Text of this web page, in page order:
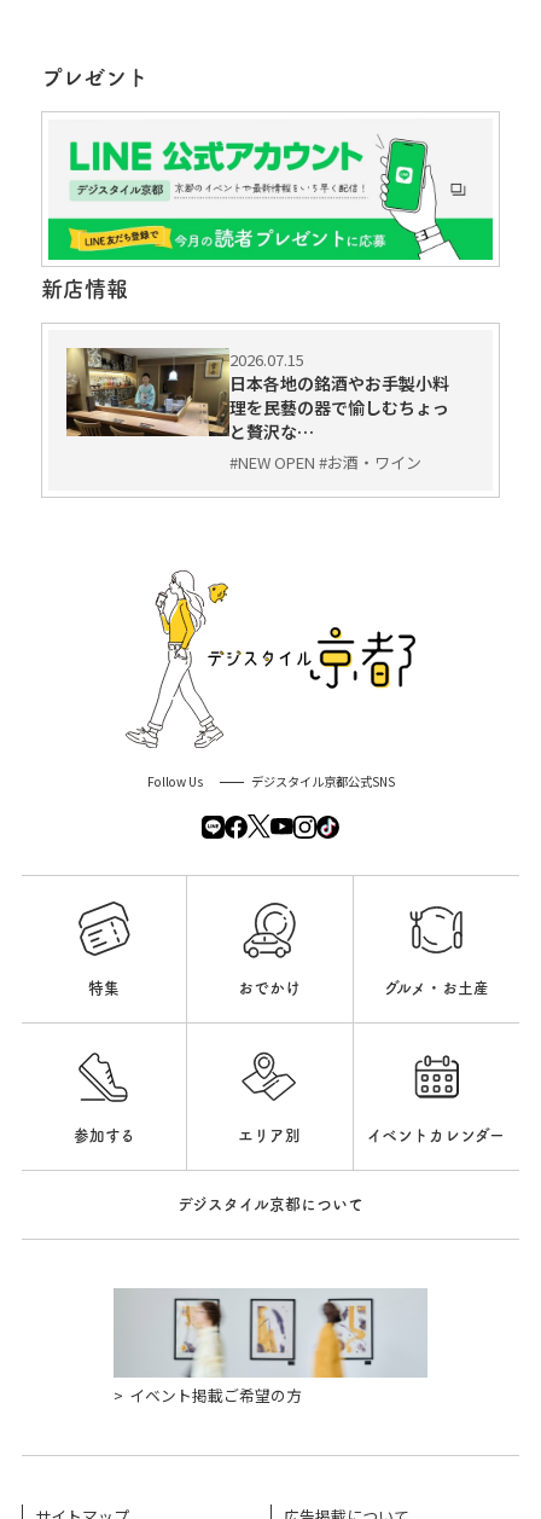
プレゼント
新店情報
2026.07.15
日本各地の銘酒やお手製小料
理を民藝の器で愉しむちょっ
と贅沢な…
#NEW OPEN #お酒・ワイン
Follow Us デジスタイル京都公式SNS
特集 おでかけ グルメ・お土産
参加する エリア別 イベントカレンダー
デジスタイル京都について
イベント掲載ご希望の方